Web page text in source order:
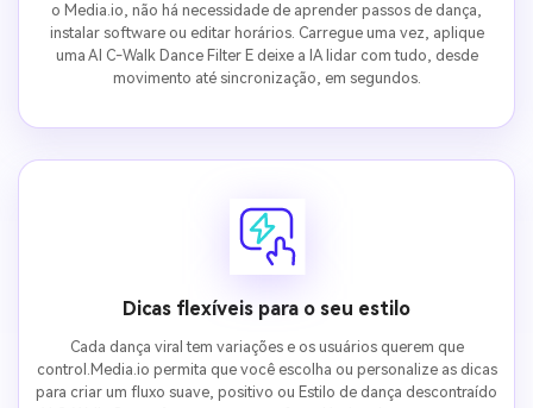
o Media.io, não há necessidade de aprender passos de dança,
instalar software ou editar horários. Carregue uma vez, aplique
uma AI C-Walk Dance Filter E deixe a IA lidar com tudo, desde
movimento até sincronização, em segundos.
Dicas flexíveis para o seu estilo
Cada dança viral tem variações e os usuários querem que
control.Media.io permita que você escolha ou personalize as dicas
para criar um fluxo suave, positivo ou Estilo de dança descontraído